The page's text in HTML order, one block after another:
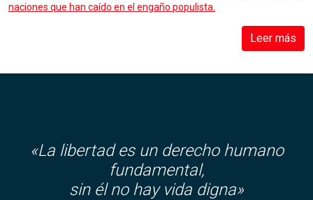
naciones que han caído en el engaño populista.
Leer más
«La libertad es un derecho humano
fundamental,
sin él no hay vida digna»